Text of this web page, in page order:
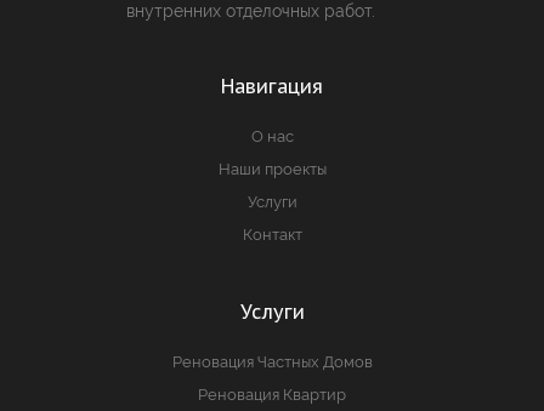
внутренних отделочных работ.
Навигация
О нас
Наши проекты
Услуги
Контакт
Услуги
Реновация Частных Домов
Реновация Квартир